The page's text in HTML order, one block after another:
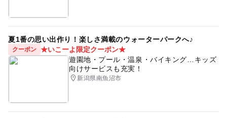
夏1番の思い出作り！楽しさ満載のウォーターパークへ♪
クーポン ★いこーよ限定クーポン★
遊園地・プール・温泉・バイキング…キッズ
向けサービスも充実！
新潟県南魚沼市